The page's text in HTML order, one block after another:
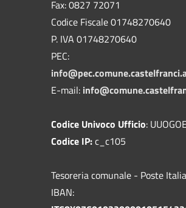
Fax: 0827 72071
Codice Fiscale 01748270640
P. IVA 01748270640
PEC:
E-mail:
Codice Univoco Ufficio: UUOGOE
Codice IP:c_c105
Tesoreria comunale - Poste
IBAN: